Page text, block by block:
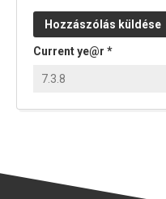
Current ye@r *